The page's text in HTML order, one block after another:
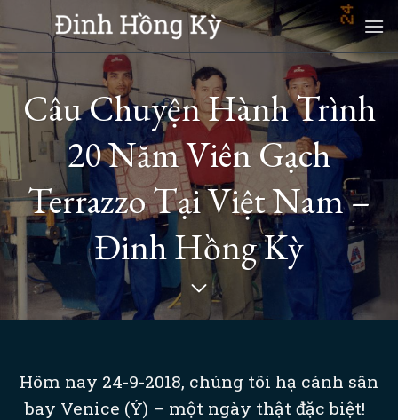
to
content
Câu Chuyện Hành Trình
20 Năm Viên Gạch
Terrazzo Tại Việt Nam –
Đinh Hồng Kỳ
Hôm nay 24-9-2018, chúng tôi hạ cánh sân
bay Venice (Ý) – một ngày thật đặc biệt!